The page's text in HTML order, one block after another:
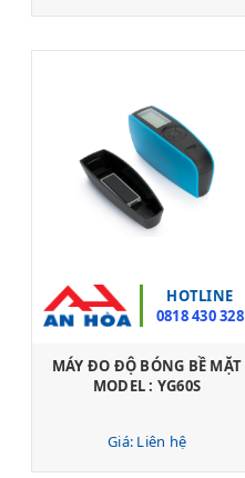
HOTLINE
0818 430 328
MÁY ĐO ĐỘ BÓNG BỀ MẶT
MODEL : YG60S
Giá: Liên hệ